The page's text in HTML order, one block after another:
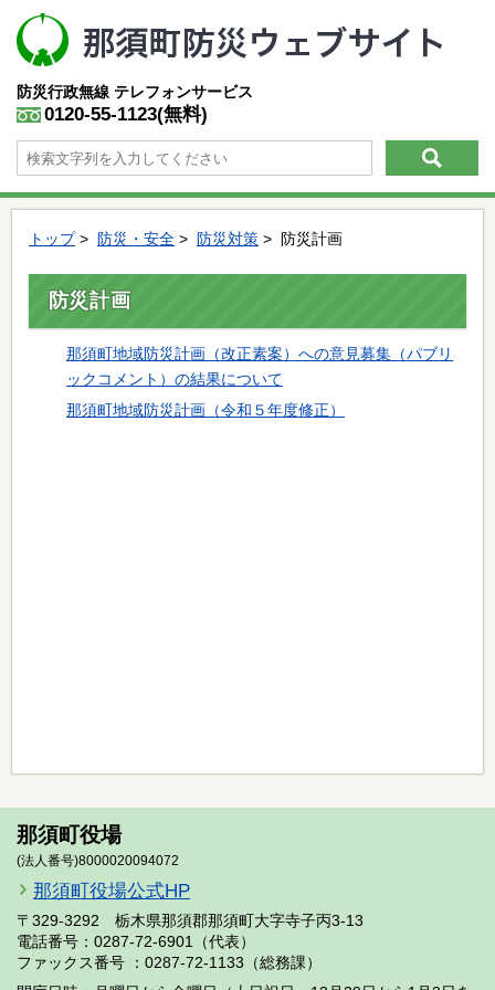
防災行政無線 テレフォンサービス
0120-55-1123(無料)
トップ> 防災・安全 > 防災対策 > 防災計画
防災計画
那須町地域防災計画（改正素案）への意見募集（パブリ
ックコメント）の結果について
那須町地域防災計画（令和５年度修正）
那須町役場
(法人番号)8000020094072
那須町役場公式HP
〒329-3292 栃木県那須郡那須町大字寺子丙3-13
電話番号：0287-72-6901（代表）
ファックス番号 ：0287-72-1133（総務課）